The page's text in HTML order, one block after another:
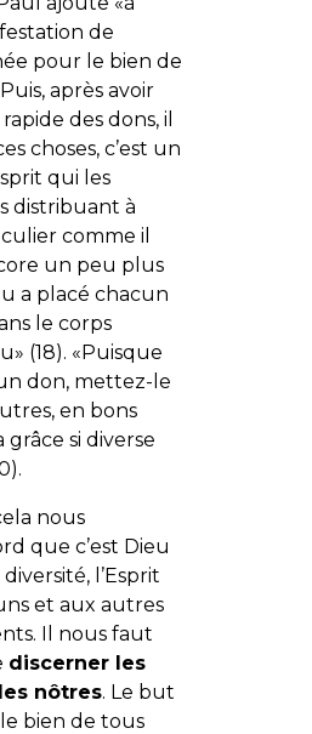
de
pour le bien de
après avoir
des dons, il
choses, c’est un
qui les
distribuant à
comme il
un peu plus
a placé chacun
le corps
(18). «Puisque
don, mettez-le
en bons
si diverse
nous
que c’est Dieu
l’Esprit
et aux autres
Il nous faut
discerner les
nôtres. Le but
bien de tous